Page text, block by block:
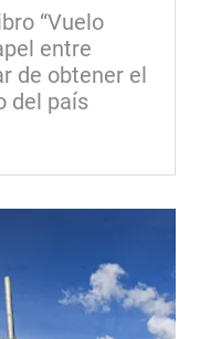
“Vuelo
entre
de obtener el
del país